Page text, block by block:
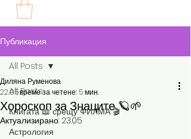
Публикация
All Posts
Книгата 📖 срещу ФИЛМА 🎬
Астрология
All Posts
Хороскоп за Знаците 🪐🌱
Диляна Руменова
22.05време за четене: 5 мин.
Актуализирано: 23.05